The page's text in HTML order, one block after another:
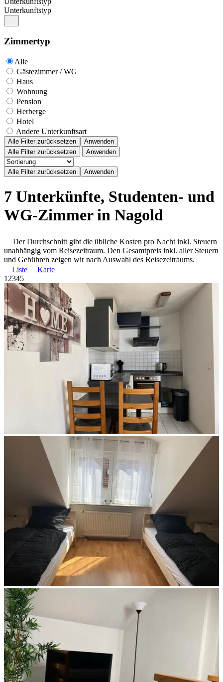
Unterkunftstyp
Zimmertyp
Alle
Gästezimmer / WG
Haus
Wohnung
Pension
Herberge
Hotel
Andere Unterkunftsart
Alle Filter zurücksetzen
Anwenden
Alle Filter zurücksetzen
Anwenden
7 Unterkünfte, Studenten- und
WG-Zimmer in Nagold
Der Durchschnitt gibt die übliche Kosten pro Nacht inkl. Steuern
unabhängig vom Reisezeitraum. Den Gesamtpreis inkl. aller Steuern
und Gebühren zeigen wir nach Auswahl des Reisezeitraums.
Liste
Karte
1 2345